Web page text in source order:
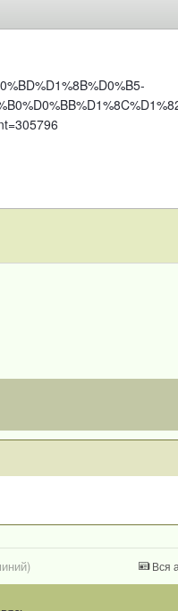
Вся